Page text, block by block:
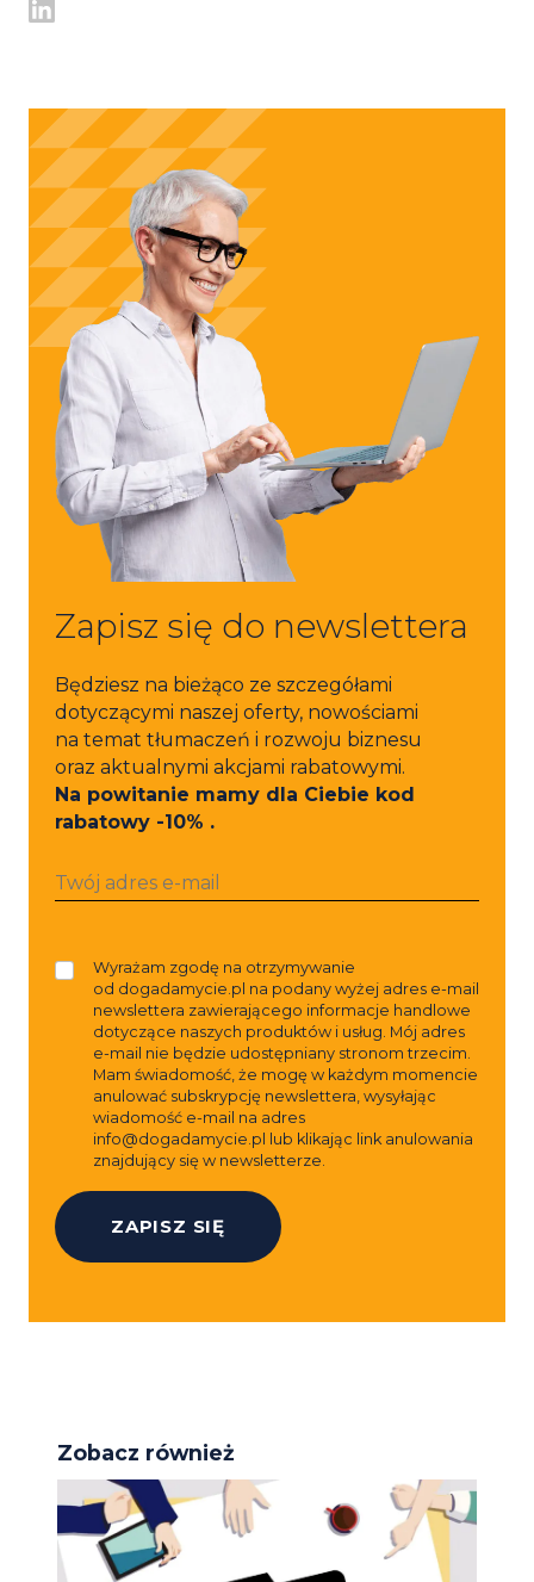
Zapisz się do newslettera
Będziesz na bieżąco ze szczegółami
dotyczącymi naszej oferty, nowościami
na temat tłumaczeń i rozwoju biznesu
oraz aktualnymi akcjami rabatowymi.
Na powitanie mamy dla Ciebie kod
rabatowy -10% .
Wyrażam zgodę na otrzymywanie
od dogadamycie.pl na podany wyżej adres e-mail
newslettera zawierającego informacje handlowe
dotyczące naszych produktów i usług. Mój adres
e-mail nie będzie udostępniany stronom trzecim.
Mam świadomość, że mogę w każdym momencie
anulować subskrypcję newslettera, wysyłając
wiadomość e-mail na adres
info@dogadamycie.pl
lub klikając link anulowania
znajdujący się w newsletterze.
Zobacz również